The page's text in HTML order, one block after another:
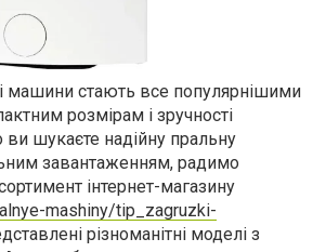
машини стають все популярнішими
розмірам і зручності
шукаєте надійну пральну
завантаженням, радимо
інтернет-магазину
mashiny/tip_zagruzki-
різноманітні моделі з